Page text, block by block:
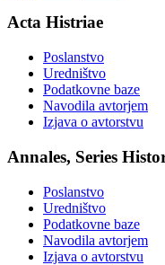
Acta Histriae
Poslanstvo
Uredništvo
Podatkovne baze
Navodila avtorjem
Izjava o avtorstvu
Annales, Series
Poslanstvo
Uredništvo
Podatkovne baze
Navodila avtorjem
Izjava o avtorstvu